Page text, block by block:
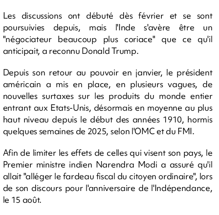
Les discussions ont débuté dès février et se sont
poursuivies depuis, mais l'Inde s'avère être un
"négociateur beaucoup plus coriace" que ce qu'il
anticipait, a reconnu Donald Trump.
Depuis son retour au pouvoir en janvier, le président
américain a mis en place, en plusieurs vagues, de
nouvelles surtaxes sur les produits du monde entier
entrant aux Etats-Unis, désormais en moyenne au plus
haut niveau depuis le début des années 1910, hormis
quelques semaines de 2025, selon l'OMC et du FMI.
Afin de limiter les effets de celles qui visent son pays, le
Premier ministre indien Narendra Modi a assuré qu'il
allait "alléger le fardeau fiscal du citoyen ordinaire", lors
de son discours pour l'anniversaire de l'Indépendance,
le 15 août.